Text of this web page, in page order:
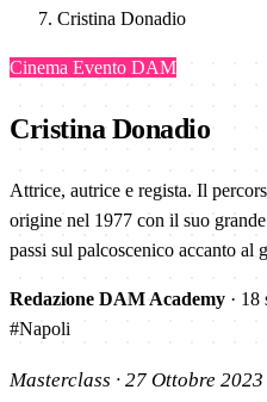
Cristina Donadio
Cinema Evento DAM
Cristina Donadio
Attrice, autrice e regista. Il
origine nel 1977 con il suo
passi sul palcoscenico accanto
Redazione DAM Academy · 18
#Napoli
Masterclass · 27 Ottobre